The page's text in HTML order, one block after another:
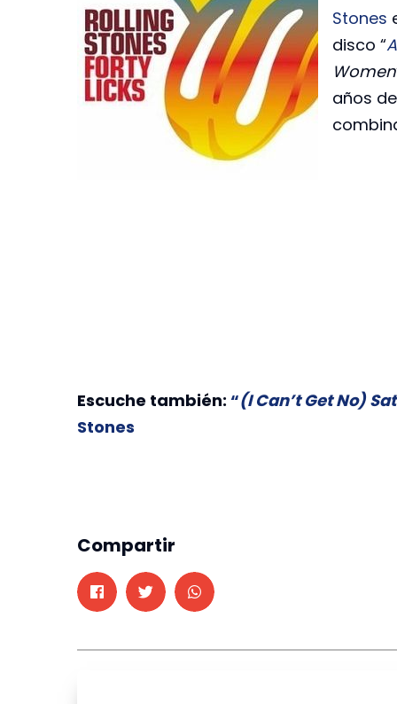
Stones
disco “
Women
años
Escuche también: “(I Can’t Get No)
Stones
Compartir